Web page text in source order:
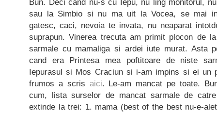
Bun. Deci cand nu-s cu Iepu, nu ling monitorul,
sau la Simbio si nu ma uit la Vocea, se mai
gatesc, caci, nevoia te invata, nu neaparat
suprapun. Vinerea trecuta am primit plocon de
sarmale cu mamaliga si ardei iute murat. Asta
cand era Printesa mea poftitoare de niste
Iepurasul si Mos Craciun si i-am impins si ei un
frumos a scris aici. Le-am mancat pe toate.
cum, lista surselor de mancat sarmale de
extinde la trei: 1. mama (best of the best nu-e-